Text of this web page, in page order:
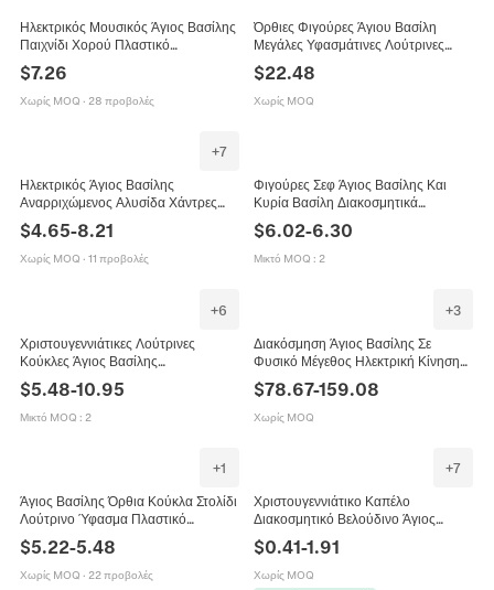
Ηλεκτρικός Μουσικός Άγιος Βασίλης
Παιχνίδι Χορού Πλαστικό
Πολυεστέρα Χριστουγεννιάτικη
Διακόσμηση Στολίδι Σπιτιού
$7.26
Χωρίς MOQ · 28 προβολές
Όρθιες Φιγούρες Άγιου Βασίλη
Μεγάλες Υφασμάτινες Λούτρινες
Χριστουγεννιάτικες Διακοσμήσεις
Ρεαλιστικές Διακόσμηση Σπιτιού
$22.48
Χωρίς MOQ
+7
Ηλεκτρικός Άγιος Βασίλης
Αναρριχώμενος Αλυσίδα Χάντρες
Σκάλα Έλκηθρο Ταράνδων Μουσική
Χριστουγεννιάτικη Διακόσμηση
Πλαστικό Στολίδι
$4.65-8.21
Χωρίς MOQ · 11 προβολές
Φιγούρες Σεφ Άγιος Βασίλης Και
Κυρία Βασίλη Διακοσμητικά
Γραφείου Ύφασμα Πλαστικό
Μπισκότο Ζαχαρωτό Εορταστικό
$6.02-6.30
Μικτό MOQ : 2
+6
Χριστουγεννιάτικες Λούτρινες
Κούκλες Άγιος Βασίλης
Ύφασμα Στολίδια Εσωτερική
Διακόσμηση Μαλακά
$5.48-10.95
Μικτό MOQ : 2
+3
Διακόσμηση Άγιος Βασίλης Σε
Φυσικό Μέγεθος Ηλεκτρική Κίνηση
Βελούδο Στολίδι
$78.67-159.08
Χωρίς MOQ
+1
Άγιος Βασίλης Όρθια Κούκλα Στολίδι
Λούτρινο Ύφασμα Πλαστικό
Εορταστική Διακόσμηση
Παραδοσιακή Χριστουγεννιάτικη
Επιτραπέζια Φιγούρα Με Αξεσουάρ
$5.22-5.48
Χωρίς MOQ · 22 προβολές
+7
Χριστουγεννιάτικο Καπέλο
Διακοσμητικό Βελούδινο Άγιος
Βασίλης Χιονάνθρωπος Τάρανδος
Για Ενήλικες Παιδιά Εορταστικό
Πάρτι Αξεσουάρ
$0.41-1.91
Χωρίς MOQ